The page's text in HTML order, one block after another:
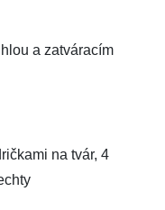
a zatváracím
na tvár, 4